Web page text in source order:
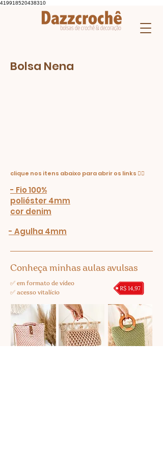
419918520438310
Bolsa Nena
clique nos itens abaixo para abrir os links 👇🏼
- Fio 100%
poliéster 4mm
cor denim
- Agulha 4mm
Conheça minhas aulas avulsas
✅ em formato de vídeo
✅ acesso vitalício